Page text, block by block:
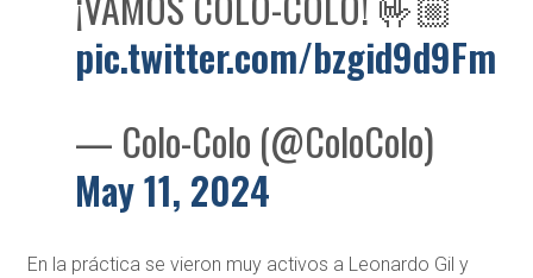
pic.twitter.com/bzgid9d9Fm
— Colo-Colo (@ColoColo)
May 11, 2024
En la práctica se vieron muy activos a Leonardo Gil y